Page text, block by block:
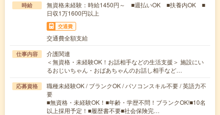
時給
無資格未経験：時給1450円～ ■週払いOK ■扶養内OK ■
日収1万1600円以上
交通費
交通費全額支給
仕事内容
介護関連
＜無資格・未経験OK！お話相手などの生活支援＞ 施設にい
るおじいちゃん・おばあちゃんのお話し相手など…
応募資格
職種未経験OK / ブランクOK / パソコンスキル不要 / 英語力不
要
■無資格・未経験OK！■年齢・学歴不問！ブランクOK!■10名
以上採用予定！■履歴書不要■社会保険完…